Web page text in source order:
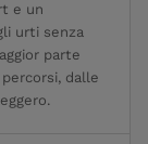
e un
urti senza
parte
dalle